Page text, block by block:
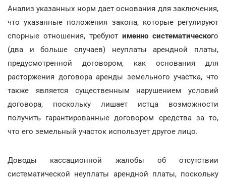
Анализ указанных норм дает основания для заключения,
что указанные положения закона, которые регулируют
спорные отношения, требуют именно систематического
(два и больше случаев) неуплаты арендной платы,
предусмотренной договором, как основания для
расторжения договора аренды земельного участка, что
также является существенным нарушением условий
договора, поскольку лишает истца возможности
получить гарантированные договором средства за то,
что его земельный участок использует другое лицо.
Доводы кассационной жалобы об отсутствии
систематической неуплаты арендной платы, поскольку